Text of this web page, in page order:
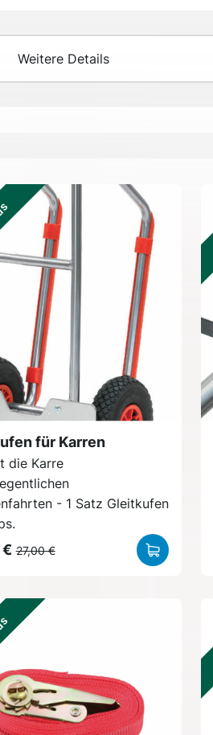
Weitere Details
für Karren
die Karre
- 1 Satz Gleitkufen
€ 27,00 €